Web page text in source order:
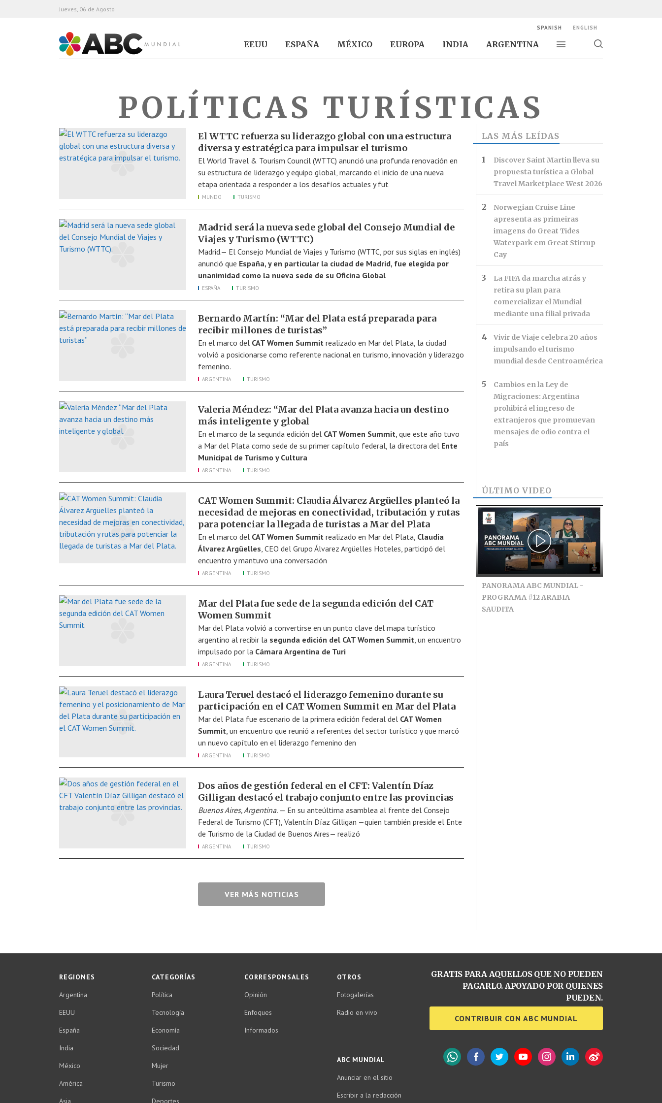
ABC Mundial
EEUU ESPAÑA MÉXICO EUROPA INDIA ARGENTINA
Alternar navegación
Alternar
Jueves, 06 de Agosto
SPANISH ENGLISH
POLÍTICAS TURÍSTICAS
El WTTC refuerza su liderazgo global con una estructura
diversa y estratégica para impulsar el turismo
El World Travel & Tourism Council (WTTC) anunció una profunda renovación en
su estructura de liderazgo y equipo global, marcando el inicio de una nueva
etapa orientada a responder a los desafíos actuales y fut
MUNDO TURISMO
Madrid será la nueva sede global del Consejo Mundial de
Viajes y Turismo (WTTC)
Madrid.— El Consejo Mundial de Viajes y Turismo (WTTC, por sus siglas en inglés)
anunció que España, y en particular la ciudad de Madrid, fue elegida por
unanimidad como la nueva sede de su Oficina Global
ESPAÑA TURISMO
Bernardo Martín: “Mar del Plata está preparada para
recibir millones de turistas”
En el marco del CAT Women Summit realizado en Mar del Plata, la ciudad
volvió a posicionarse como referente nacional en turismo, innovación y liderazgo
femenino.
ARGENTINA TURISMO
Valeria Méndez: “Mar del Plata avanza hacia un destino
más inteligente y global
En el marco de la segunda edición del CAT Women Summit, que este año tuvo
a Mar del Plata como sede de su primer capítulo federal, la directora del Ente
Municipal de Turismo y Cultura
ARGENTINA TURISMO
CAT Women Summit: Claudia Álvarez Argüelles planteó la
necesidad de mejoras en conectividad, tributación y rutas
para potenciar la llegada de turistas a Mar del Plata
En el marco del CAT Women Summit realizado en Mar del Plata, Claudia
Álvarez Argüelles, CEO del Grupo Álvarez Argüelles Hoteles, participó del
encuentro y mantuvo una conversación
ARGENTINA TURISMO
Mar del Plata fue sede de la segunda edición del CAT
Women Summit
Mar del Plata volvió a convertirse en un punto clave del mapa turístico
argentino al recibir la segunda edición del CAT Women Summit, un encuentro
impulsado por la Cámara Argentina de Turi
ARGENTINA TURISMO
Laura Teruel destacó el liderazgo femenino durante su
participación en el CAT Women Summit en Mar del Plata
Mar del Plata fue escenario de la primera edición federal del CAT Women
Summit, un encuentro que reunió a referentes del sector turístico y que marcó
un nuevo capítulo en el liderazgo femenino den
ARGENTINA TURISMO
Dos años de gestión federal en el CFT: Valentín Díaz
Gilligan destacó el trabajo conjunto entre las provincias
Buenos Aires, Argentina. — En su anteúltima asamblea al frente del Consejo
Federal de Turismo (CFT), Valentín Díaz Gilligan —quien también preside el Ente
de Turismo de la Ciudad de Buenos Aires— realizó
ARGENTINA TURISMO
VER MÁS NOTICIAS
LAS MÁS LEÍDAS
Discover Saint Martin lleva su
propuesta turística a Global
Travel Marketplace West 2026
Norwegian Cruise Line
apresenta as primeiras
imagens do Great Tides
Waterpark em Great Stirrup
Cay
La FIFA da marcha atrás y
retira su plan para
comercializar el Mundial
mediante una filial privada
Vivir de Viaje celebra 20 años
impulsando el turismo
mundial desde Centroamérica
Cambios en la Ley de
Migraciones: Argentina
prohibirá el ingreso de
extranjeros que promuevan
mensajes de odio contra el
país
ÚLTIMO VIDEO
PANORAMA ABC MUNDIAL -
PROGRAMA #12 ARABIA
SAUDITA
REGIONES
Argentina
EEUU
España
India
México
América
Asia
CATEGORÍAS
Política
Tecnología
Economía
Sociedad
Mujer
Turismo
Deportes
CORRESPONSALES
Opinión
Enfoques
Informados
OTROS
Fotogalerías
Radio en vivo
ABC MUNDIAL
Anunciar en el sitio
Escribir a la redacción
GRATIS PARA AQUELLOS QUE NO PUEDEN
PAGARLO. APOYADO POR QUIENES
PUEDEN.
CONTRIBUIR CON ABC MUNDIAL